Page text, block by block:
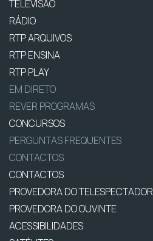
TELEVISÃO
RÁDIO
RTP ARQUIVOS
RTP ENSINA
RTP PLAY
EM DIRETO
REVER PROGRAMAS
CONCURSOS
PERGUNTAS FREQUENTES
CONTACTOS
CONTACTOS
PROVEDORA DO TELESPECTADOR
PROVEDORA DO OUVINTE
ACESSIBILIDADES